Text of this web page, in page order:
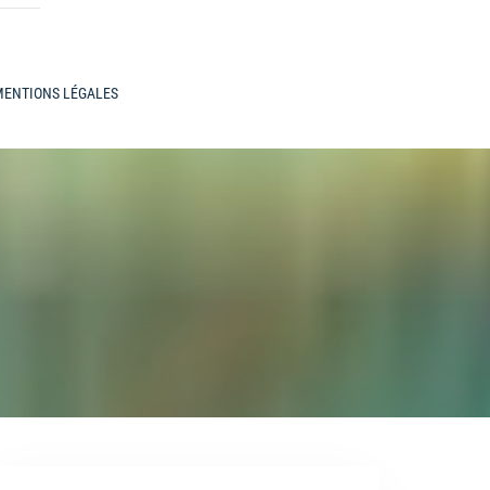
LÉGALES